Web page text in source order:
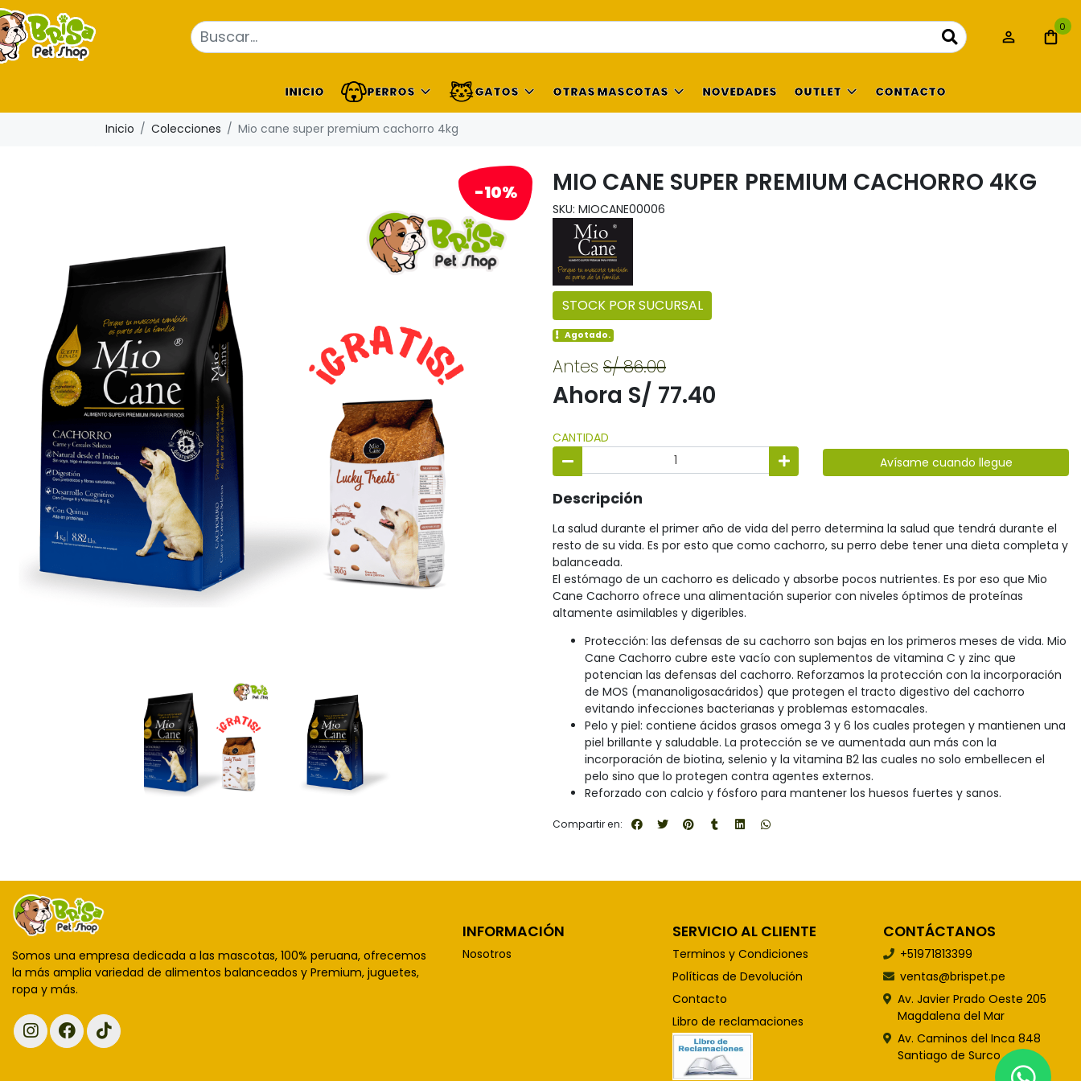
0
INICIO PERROS GATOS OTRAS MASCOTAS NOVEDADES OUTLET CONTACTO
Inicio Colecciones Mio cane super premium cachorro 4kg
-10% MIO CANE SUPER PREMIUM CACHORRO 4KG
SKU: MIOCANE00006
STOCK POR SUCURSAL
Agotado.
Antes S/ 86.00
Ahora S/ 77.40
CANTIDAD
Avísame cuando llegue
Descripción
La salud durante el primer año de vida del perro determina la salud que tendrá durante el
resto de su vida. Es por esto que como cachorro, su perro debe tener una dieta completa y
balanceada.
El estómago de un cachorro es delicado y absorbe pocos nutrientes. Es por eso que Mio
Cane Cachorro ofrece una alimentación superior con niveles óptimos de proteínas
altamente asimilables y digeribles.
Protección: las defensas de su cachorro son bajas en los primeros meses de vida. Mio
Cane Cachorro cubre este vacío con suplementos de vitamina C y zinc que
potencian las defensas del cachorro. Reforzamos la protección con la incorporación
de MOS (mananoligosacáridos) que protegen el tracto digestivo del cachorro
evitando infecciones bacterianas y problemas estomacales.
Pelo y piel: contiene ácidos grasos omega 3 y 6 los cuales protegen y mantienen una
piel brillante y saludable. La protección se ve aumentada aun más con la
incorporación de biotina, selenio y la vitamina B2 las cuales no solo embellecen el
pelo sino que lo protegen contra agentes externos.
Reforzado con calcio y fósforo para mantener los huesos fuertes y sanos.
Compartir en:
Somos una empresa dedicada a las mascotas, 100% peruana, ofrecemos
la más amplia variedad de alimentos balanceados y Premium, juguetes,
ropa y más.
INFORMACIÓN
Nosotros
SERVICIO AL CLIENTE
Terminos y Condiciones
Políticas de Devolución
Contacto
Libro de reclamaciones
CONTÁCTANOS
+51971813399
ventas@brispet.pe
Av. Javier Prado Oeste 205
Magdalena del Mar
Av. Caminos del Inca 848
Santiago de Surco